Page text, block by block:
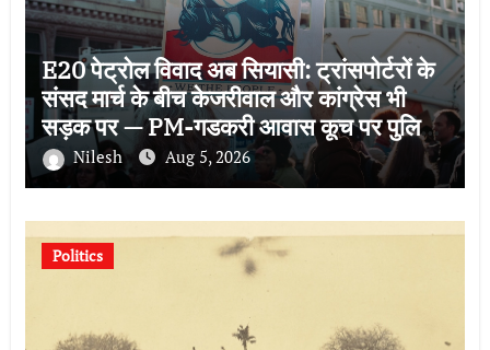
E20 पेट्रोल विवाद अब सियासी: ट्रांसपोर्टरों के
संसद मार्च के बीच केजरीवाल और कांग्रेस भी
सड़क पर — PM-गडकरी आवास कूच पर पुलिस
ने रोका, कई हिरासत में
Nilesh Aug 5, 2026
Politics